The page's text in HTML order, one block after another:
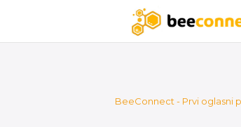
BeeConnect - Prvi oglasni